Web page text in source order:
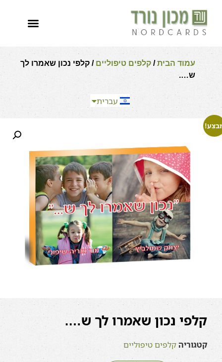
עמוד הבית/ קלפים טיפוליים / קלפי נכון שאמרו לך
ש….
עברית
العربية
English
Español
Français
Русский
קלפי נכון שאמרו לך ש….
קטגוריהקלפים טיפוליים